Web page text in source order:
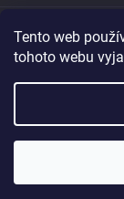
Tento web
tohoto webu
Při nákupu v naší
1550, se o
Facebook